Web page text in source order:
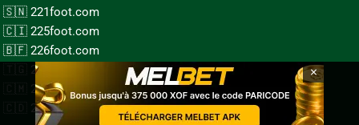
221foot.com
225foot.com
226foot.com
228foot.com
237foot.com
243foot.com
×